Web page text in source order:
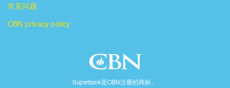
常见问题
CBN privacy policy
Superbook是CBN注册的商标。